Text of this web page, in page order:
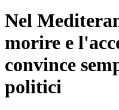
Nel
morire e
convince
politici